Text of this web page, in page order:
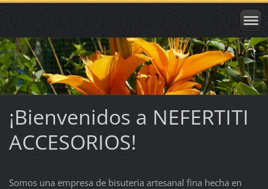
¡Bienvenidos a NEFERTITI
ACCESORIOS!
Somos una empresa de bisuteria artesanal fina hecha en